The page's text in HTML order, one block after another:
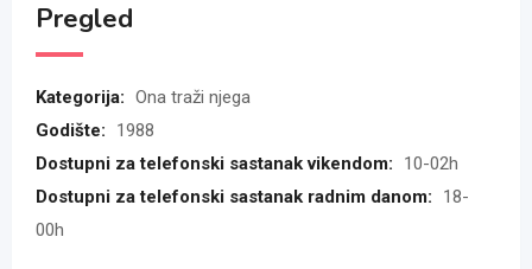
Pregled
Kategorija: Ona traži njega
Godište:
1988
Dostupni za telefonski sastanak vikendom:
10-02h
Dostupni za telefonski sastanak radnim danom:
18-
00h